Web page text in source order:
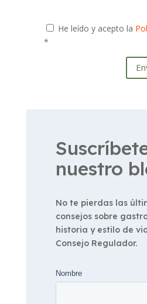
He leído y acepto la
*
nuestro
No te pierdas las
consejos sobre
historia y estilo de
Consejo Regulador.